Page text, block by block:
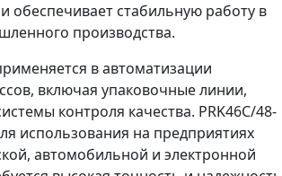
обеспечивает стабильную работу в
производства.
в автоматизации
включая упаковочные линии,
контроля качества. PRK46C/48-
использования на предприятиях
автомобильной и электронной